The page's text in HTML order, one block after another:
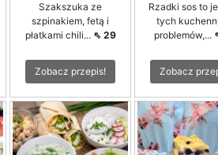
Szakszuka ze
szpinakiem, fetą i
płatkami chili... ⇖ 29
Zobacz przepis!
Rzadki sos to
tych
problemów,...
Zobacz